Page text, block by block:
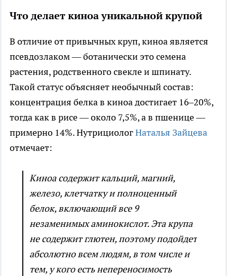
Что делает киноа уникальной крупой
В отличие от привычных круп, киноа является
псевдозлаком — ботанически это семена
растения, родственного свекле и шпинату.
Такой статус объясняет необычный состав:
концентрация белка в киноа достигает 16–20%,
тогда как в рисе — около 7,5%, а в пшенице —
примерно 14%. НутрициологНаталья Зайцева
отмечает:
Киноа содержит кальций, магний,
железо, клетчатку и полноценный
белок, включающий все 9
незаменимых аминокислот. Эта крупа
не содержит глютен, поэтому подойдет
абсолютно всем людям, в том числе и
тем, у кого есть непереносимость